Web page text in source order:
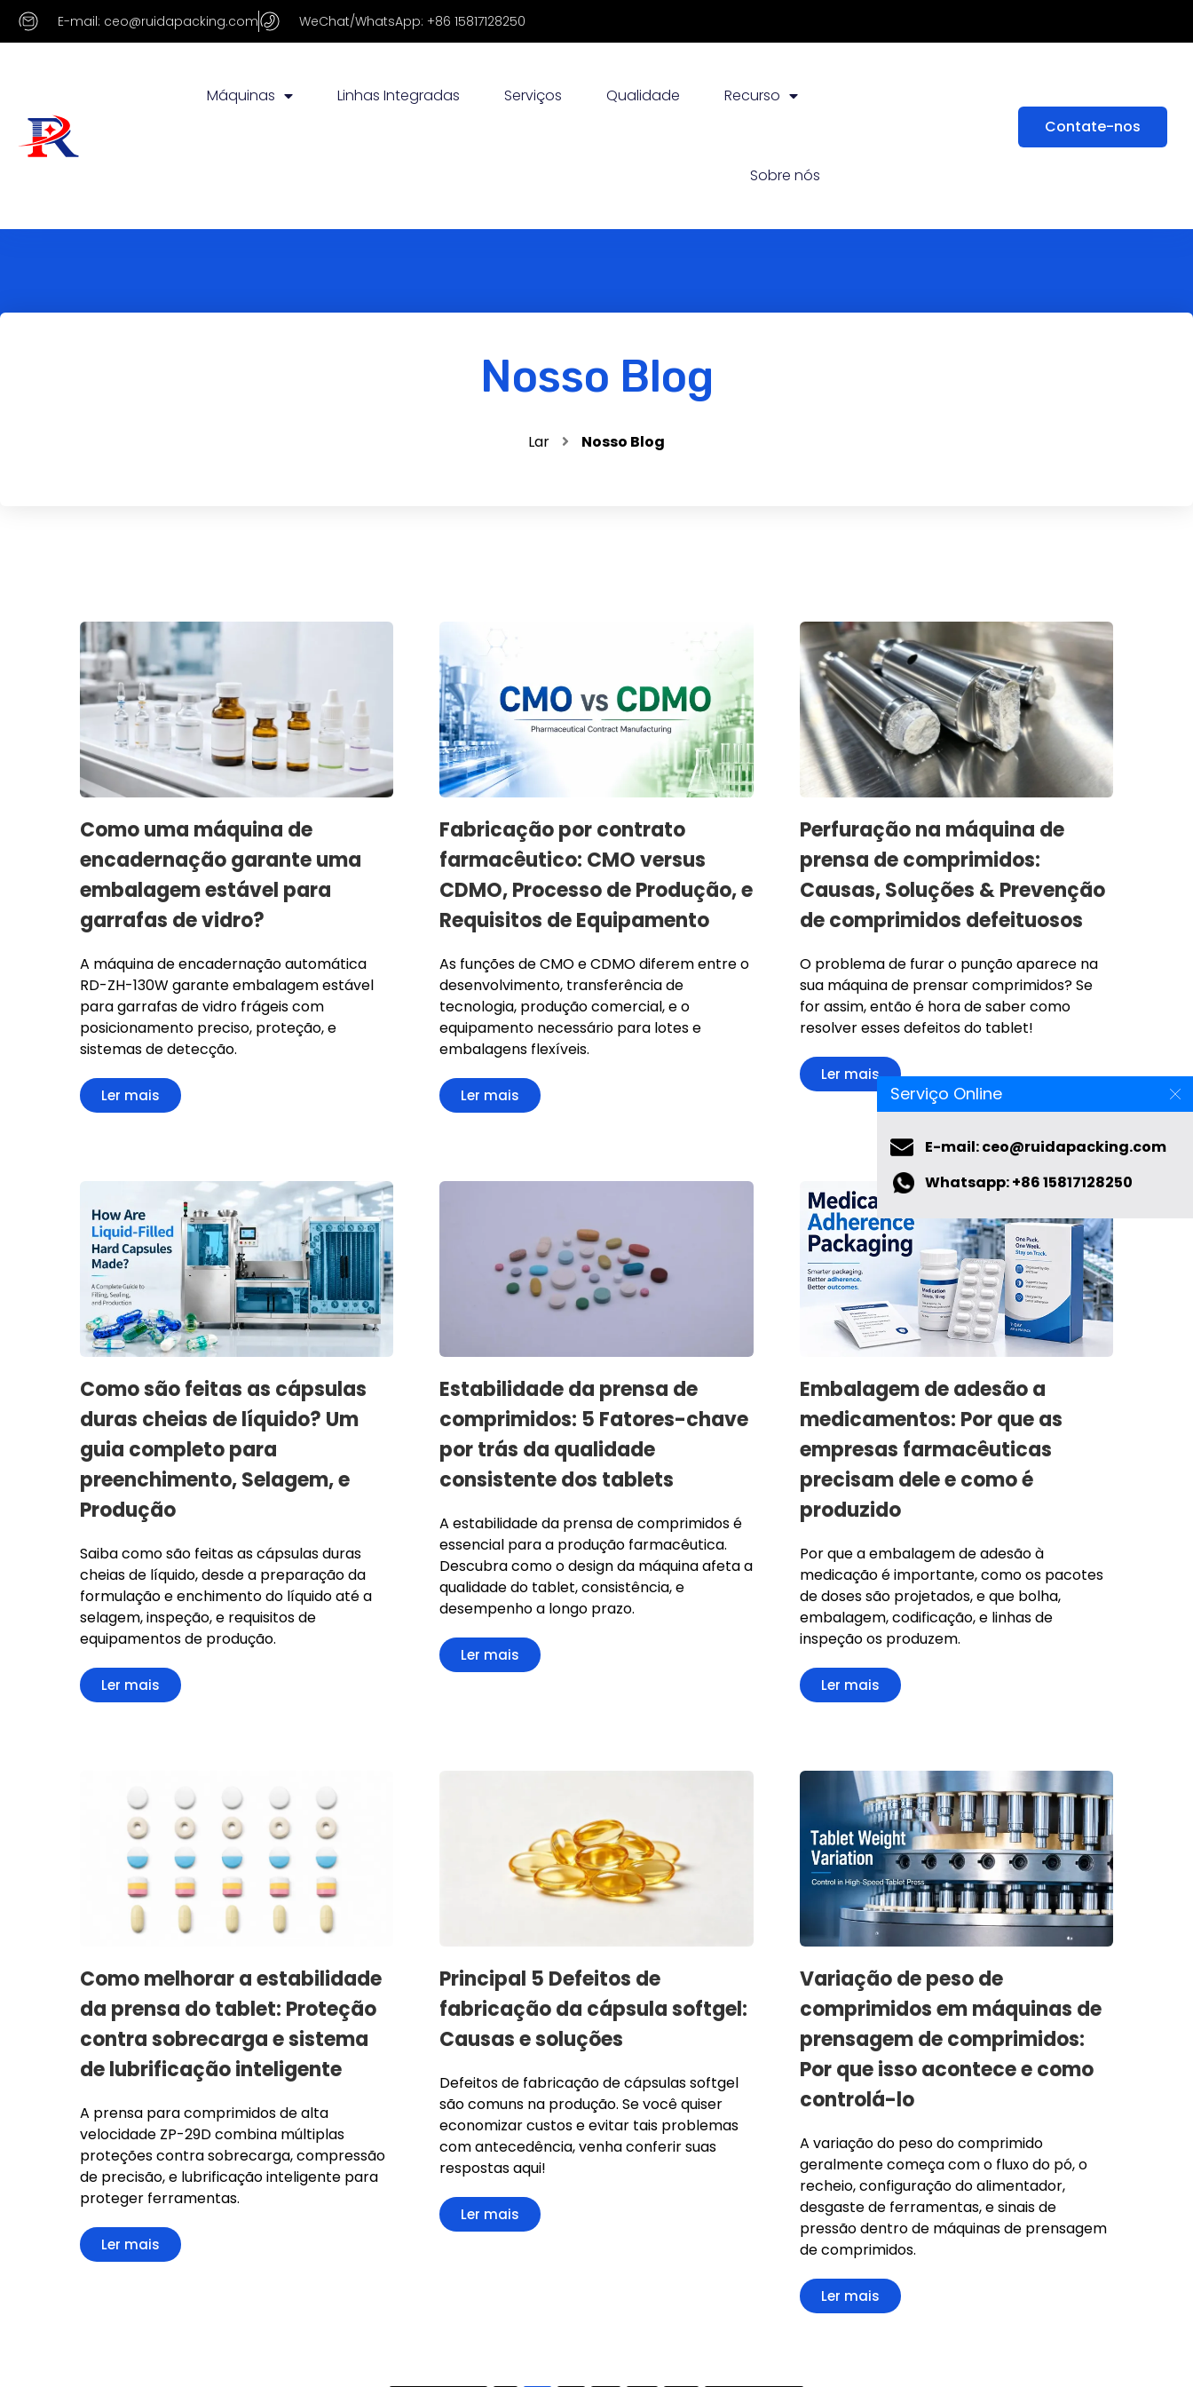
E-mail: ceo@ruidapacking.com WeChat/WhatsApp: +86 15817128250
Máquinas Linhas Integradas Serviços Qualidade Recurso
Sobre nós
Contate-nos
Nosso Blog
Lar Nosso Blog
Como uma máquina de
encadernação garante uma
embalagem estável para
garrafas de vidro?
A máquina de encadernação automática
RD-ZH-130W garante embalagem estável
para garrafas de vidro frágeis com
posicionamento preciso, proteção, e
sistemas de detecção.
Ler mais
Fabricação por contrato
farmacêutico: CMO versus
CDMO, Processo de Produção, e
Requisitos de Equipamento
As funções de CMO e CDMO diferem entre o
desenvolvimento, transferência de
tecnologia, produção comercial, e o
equipamento necessário para lotes e
embalagens flexíveis.
Ler mais
Perfuração na máquina de
prensa de comprimidos:
Causas, Soluções & Prevenção
de comprimidos defeituosos
O problema de furar o punção aparece na
sua máquina de prensar comprimidos? Se
for assim, então é hora de saber como
resolver esses defeitos do tablet!
Ler mais
Como são feitas as cápsulas
duras cheias de líquido? Um
guia completo para
preenchimento, Selagem, e
Produção
Saiba como são feitas as cápsulas duras
cheias de líquido, desde a preparação da
formulação e enchimento do líquido até a
selagem, inspeção, e requisitos de
equipamentos de produção.
Ler mais
Estabilidade da prensa de
comprimidos: 5 Fatores-chave
por trás da qualidade
consistente dos tablets
A estabilidade da prensa de comprimidos é
essencial para a produção farmacêutica.
Descubra como o design da máquina afeta a
qualidade do tablet, consistência, e
desempenho a longo prazo.
Ler mais
Embalagem de adesão a
medicamentos: Por que as
empresas farmacêuticas
precisam dele e como é
produzido
Por que a embalagem de adesão à
medicação é importante, como os pacotes
de doses são projetados, e que bolha,
embalagem, codificação, e linhas de
inspeção os produzem.
Ler mais
Como melhorar a estabilidade
da prensa do tablet: Proteção
contra sobrecarga e sistema
de lubrificação inteligente
A prensa para comprimidos de alta
velocidade ZP-29D combina múltiplas
proteções contra sobrecarga, compressão
de precisão, e lubrificação inteligente para
proteger ferramentas.
Ler mais
Principal 5 Defeitos de
fabricação da cápsula softgel:
Causas e soluções
Defeitos de fabricação de cápsulas softgel
são comuns na produção. Se você quiser
economizar custos e evitar tais problemas
com antecedência, venha conferir suas
respostas aqui!
Ler mais
Variação de peso de
comprimidos em máquinas de
prensagem de comprimidos:
Por que isso acontece e como
controlá-lo
A variação do peso do comprimido
geralmente começa com o fluxo do pó, o
recheio, configuração do alimentador,
desgaste de ferramentas, e sinais de
pressão dentro de máquinas de prensagem
de comprimidos.
Ler mais
Serviço Online
E-mail: ceo@ruidapacking.com
Whatsapp: +86 15817128250